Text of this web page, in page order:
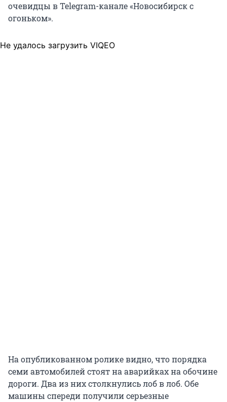
очевидцы в Telegram-канале «Новосибирск с
огоньком».
Не удалось загрузить VIQEO
На опубликованном ролике видно, что порядка
семи автомобилей стоят на аварийках на обочине
дороги. Два из них столкнулись лоб в лоб. Обе
машины спереди получили серьезные